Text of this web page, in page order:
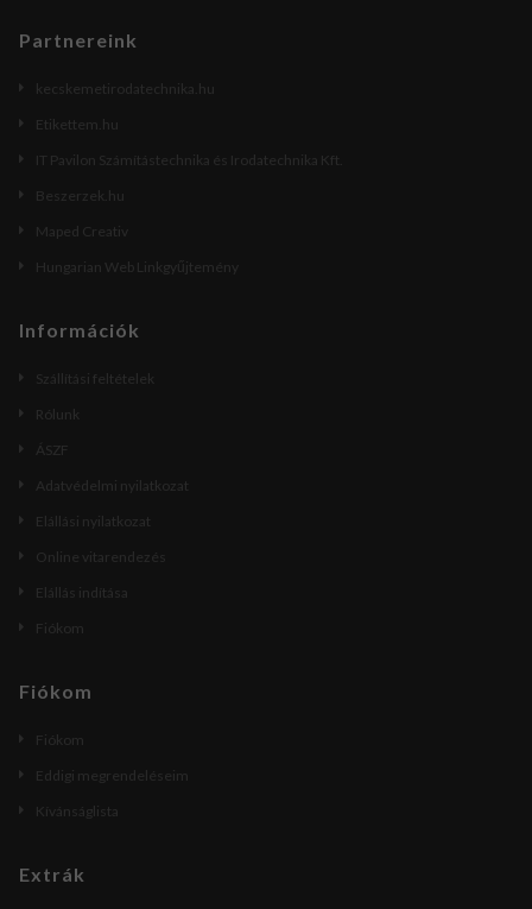
Partnereink
kecskemetirodatechnika.hu
Etikettem.hu
IT Pavilon Számítástechnika és Irodatechnika Kft.
Beszerzek.hu
Maped Creativ
Hungarian Web Linkgyűjtemény
Információk
Szállítási feltételek
Rólunk
ÁSZF
Adatvédelmi nyilatkozat
Elállási nyilatkozat
Online vitarendezés
Elállás indítása
Fiókom
Fiókom
Fiókom
Eddigi megrendeléseim
Kívánságlista
Extrák